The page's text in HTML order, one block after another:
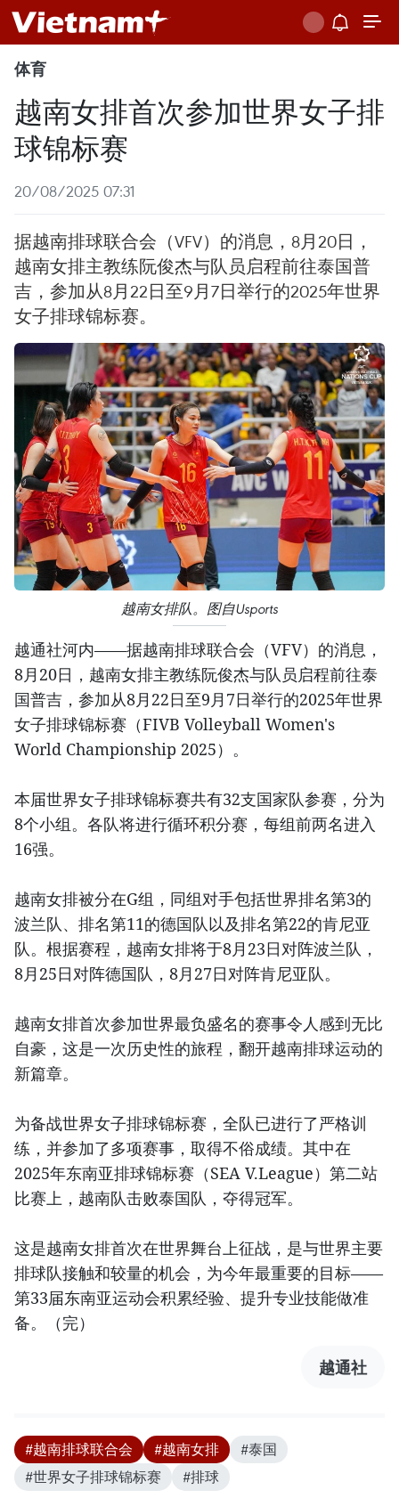
体育
越南女排首次参加世界女子排
球锦标赛
20/08/2025 07:31
据越南排球联合会（VFV）的消息，8月20日，
越南女排主教练阮俊杰与队员启程前往泰国普
吉，参加从8月22日至9月7日举行的2025年世界
女子排球锦标赛。
越南女排队。图自Usports
越通社河内——据越南排球联合会（VFV）的消息，
8月20日，越南女排主教练阮俊杰与队员启程前往泰
国普吉，参加从8月22日至9月7日举行的2025年世界
女子排球锦标赛（FIVB Volleyball Women's
World Championship 2025）。
本届世界女子排球锦标赛共有32支国家队参赛，分为
8个小组。各队将进行循环积分赛，每组前两名进入
16强。
越南女排被分在G组，同组对手包括世界排名第3的
波兰队、排名第11的德国队以及排名第22的肯尼亚
队。根据赛程，越南女排将于8月23日对阵波兰队，
8月25日对阵德国队，8月27日对阵肯尼亚队。
越南女排首次参加世界最负盛名的赛事令人感到无比
自豪，这是一次历史性的旅程，翻开越南排球运动的
新篇章。
为备战世界女子排球锦标赛，全队已进行了严格训
练，并参加了多项赛事，取得不俗成绩。其中在
2025年东南亚排球锦标赛（SEA V.League）第二站
比赛上，越南队击败泰国队，夺得冠军。
这是越南女排首次在世界舞台上征战，是与世界主要
排球队接触和较量的机会，为今年最重要的目标——
第33届东南亚运动会积累经验、提升专业技能做准
备。（完）
越通社
#越南排球联合会 #越南女排
#泰国
#世界女子排球锦标赛
#排球